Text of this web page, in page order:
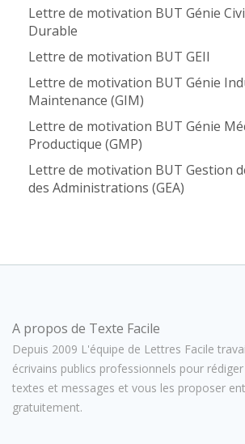
Lettre de motivation BUT Génie
Durable
Lettre de motivation BUT GEII
Lettre de motivation BUT Génie
Maintenance (GIM)
Lettre de motivation BUT Génie
Productique (GMP)
Lettre de motivation BUT Gestion
des Administrations (GEA)
A propos de Texte Facile
Depuis 2009 L'équipe de Lettres Facile
écrivains publics professionnels pour
textes et messages et vous les proposer
gratuitement.